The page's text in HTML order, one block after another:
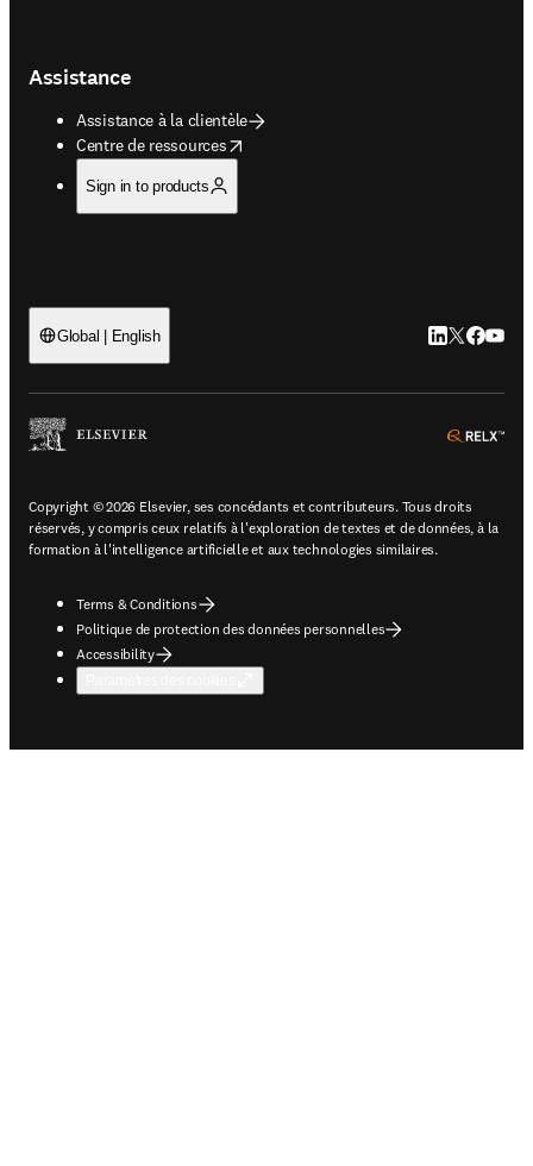
Assistance
Assistance à la clientèle
Centre de ressources
opens in new tab/window
Sign in to products
Global | English LinkedIn
Twitter
Copyright © 2026 Elsevier, ses concédants et contributeurs. Tous droits
réservés, y compris ceux relatifs à l'exploration de textes et de données, à la
formation à l'intelligence artificielle et aux technologies similaires.
Terms & Conditions
Politique de protection des données personnelles
Accessibility